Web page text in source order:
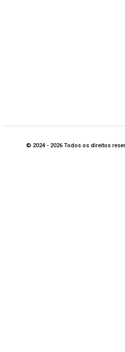
© 2024 - 2026 Todos os direitos